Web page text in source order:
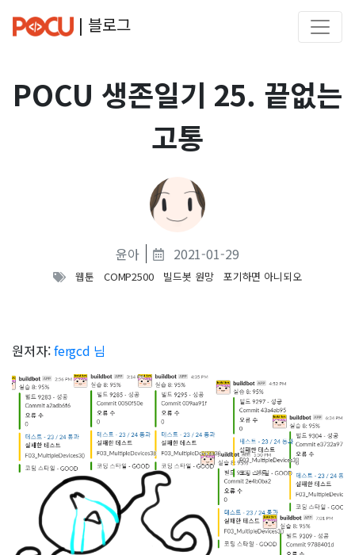
| 블로그
POCU 생존일기 25. 끝없는
고통
윤아 2021-01-29
웹툰 COMP2500 빌드봇 원망 포기하면 아니되오
원저자:fergcd 님